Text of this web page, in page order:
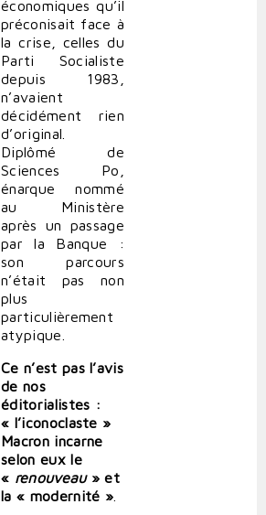
économiques qu’il
préconisait face à
la crise, celles du
Parti Socialiste
depuis 1983,
n’avaient
décidément rien
d’original.
Diplômé de
Sciences Po,
énarque nommé
au Ministère
après un passage
par la Banque :
son parcours
n’était pas non
plus
particulièrement
atypique.
Ce n’est pas l’avis
de nos
éditorialistes :
« l’iconoclaste »
Macron incarne
selon eux le
« renouveau» et
la « modernité »